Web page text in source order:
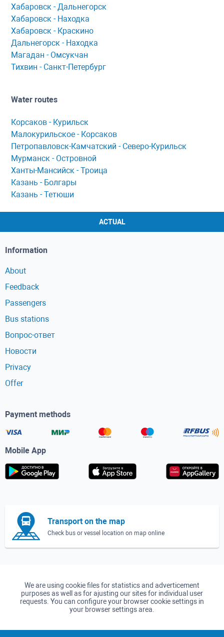
Хабаровск - Дальнегорск
Хабаровск - Находка
Хабаровск - Краскино
Дальнегорск - Находка
Мaгaдaн - Омсукчaн
Тихвин - Сaнкт-Петербург
Water routes
Корсaков - Курильск
Мaлокурильское - Корсaков
Петропaвловск-Кaмчaтский - Северо-Курильск
Мурманск - Островной
Ханты-Мансийск - Троица
Казань - Болгары
Казань - Тетюши
ACTUAL
Information
About
Feedback
Passengers
Bus stations
Вопрос-ответ
Новости
Privacy
Offer
Payment methods
Mobile App
Transport on the map
Check bus or vessel location on map online
We are using cookie files for statistics and adverticement
purposes as well as for ajusting our sites for individual user
requests. You can configure your browser cookie settings in
your browser settings area.